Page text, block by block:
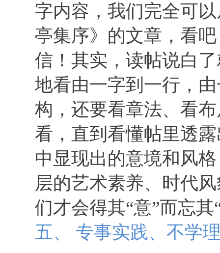
字内容，我们完全可
亭集序》的文章，看
信！其实，读帖说白
地看由一字到一行，
构，还要看章法、看
看，直到看懂帖里透
中显现出的意境和风
层的艺术素养、时代
们才会得其“意”而忘
五、 专事实践、不学